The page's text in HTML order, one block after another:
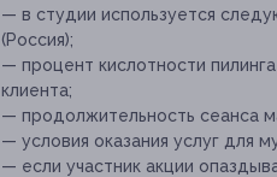
⁠— в студии используется
(Россия);
— процент кислотности
клиента;
— продолжительность сеанса
— условия оказания услуг для
— если участник акции